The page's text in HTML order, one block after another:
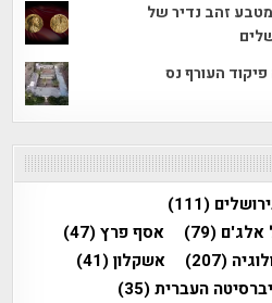
מטבע זהב נדיר של
העורף נס
(111)
אלג'ם (79) אסף פרץ(47)
(207) אשקלון(41)
העברית(35)